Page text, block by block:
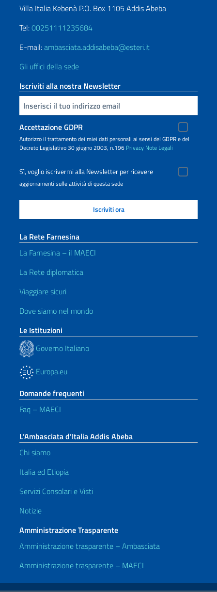
Villa Italia Kebenà P.O. Box 1105 Addis Abeba
Tel:00251111235684
E-mail:ambasciata.addisabeba@esteri.it
Gli uffici della sede
Iscriviti alla nostra Newsletter
Inserisci la tua email
Accettazione GDPR
Autorizzo il trattamento dei miei dati personali ai sensi del GDPR e del
Decreto Legislativo 30 giugno 2003, n.196 Privacy Note Legali
Sì, voglio iscrivermi alla Newsletter per ricevere
aggiornamenti sulle attività di questa sede
La Rete Farnesina
La Farnesina – il MAECI
La Rete diplomatica
Viaggiare sicuri
Dove siamo nel mondo
Le Istituzioni
Governo Italiano
Europa.eu
Domande frequenti
Faq – MAECI
L’Ambasciata d’Italia Addis Abeba
Chi siamo
Italia ed Etiopia
Servizi Consolari e Visti
Notizie
Amministrazione Trasparente
Amministrazione trasparente – Ambasciata
Amministrazione trasparente – MAECI